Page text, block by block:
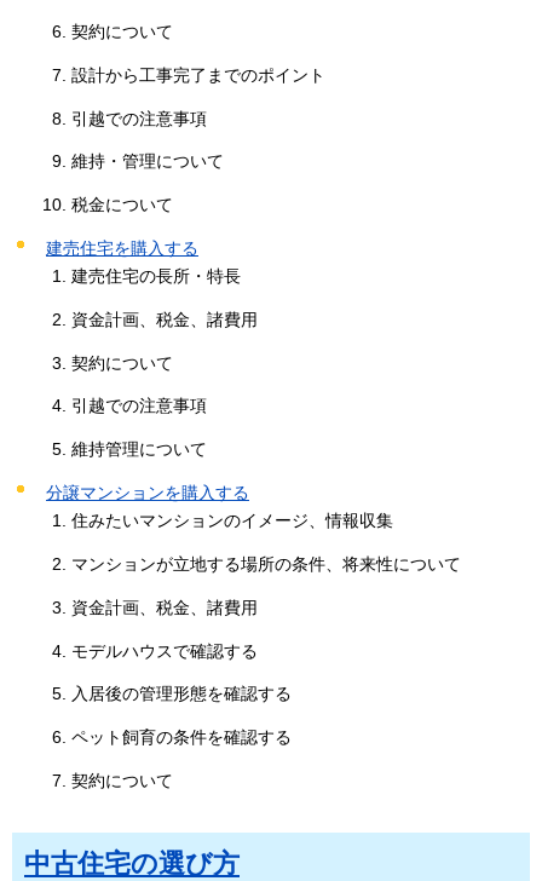
契約について
設計から工事完了までのポイント
引越での注意事項
維持・管理について
税金について
建売住宅を購入する
建売住宅の長所・特長
資金計画、税金、諸費用
契約について
引越での注意事項
維持管理について
分譲マンションを購入する
住みたいマンションのイメージ、情報収集
マンションが立地する場所の条件、将来性について
資金計画、税金、諸費用
モデルハウスで確認する
入居後の管理形態を確認する
ペット飼育の条件を確認する
契約について
中古住宅の選び方